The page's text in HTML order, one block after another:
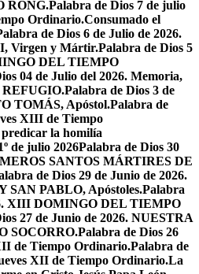
RONG.Palabra de Dios 7 de julio
Ordinario.Consumado el
de Dios 6 de Julio de 2026.
Virgen y Mártir.Palabra de Dios 5
DEL TIEMPO
04 de Julio del 2026. Memoria,
Palabra de Dios 3 de
TOMÁS, Apóstol.Palabra de
XIII de Tiempo
la homilía
de julio 2026Palabra de Dios 30
SANTOS MÁRTIRES DE
de Dios 29 de Junio de 2026.
SAN PABLO, Apóstoles.Palabra
XIII DOMINGO DEL TIEMPO
27 de Junio de 2026. NUESTRA
SOCORRO.Palabra de Dios 26
de Tiempo Ordinario.Palabra de
XII de Tiempo Ordinario.La